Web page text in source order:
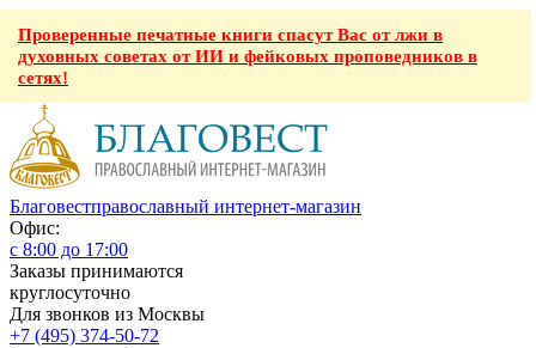
Проверенные печатные книги спасут Вас от лжи в
духовных советах от ИИ и фейковых проповедников в
сетях!
Благовестправославный интернет-магазин
Офис:
с 8:00 до 17:00
Заказы принимаются
круглосуточно
Для звонков из Москвы
+7 (495) 374-50-72